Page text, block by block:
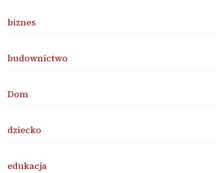
biznes
budownictwo
Dom
dziecko
edukacja